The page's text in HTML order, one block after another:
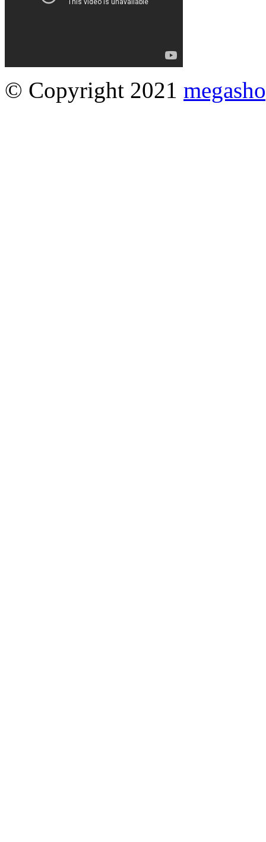
© Copyright 2021